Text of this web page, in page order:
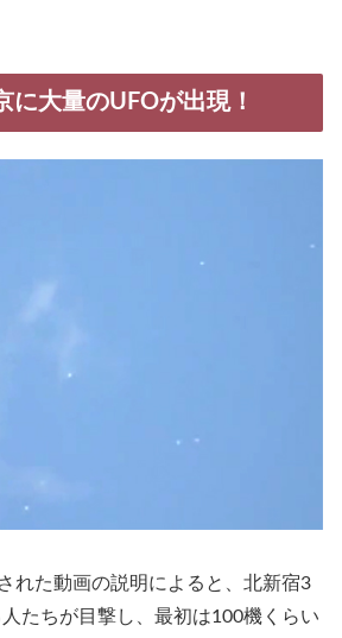
に大量のUFOが出現！
れた動画の説明によると、北新宿3
たちが目撃し、最初は100機くらい